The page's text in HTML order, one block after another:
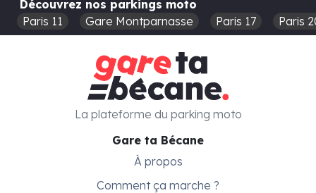
Découvrez nos parkings moto
Paris 11
Gare Montparnasse Paris 17 Paris
Gare ta Bécane
À propos
Comment ça marche ?
La plateforme du parking moto